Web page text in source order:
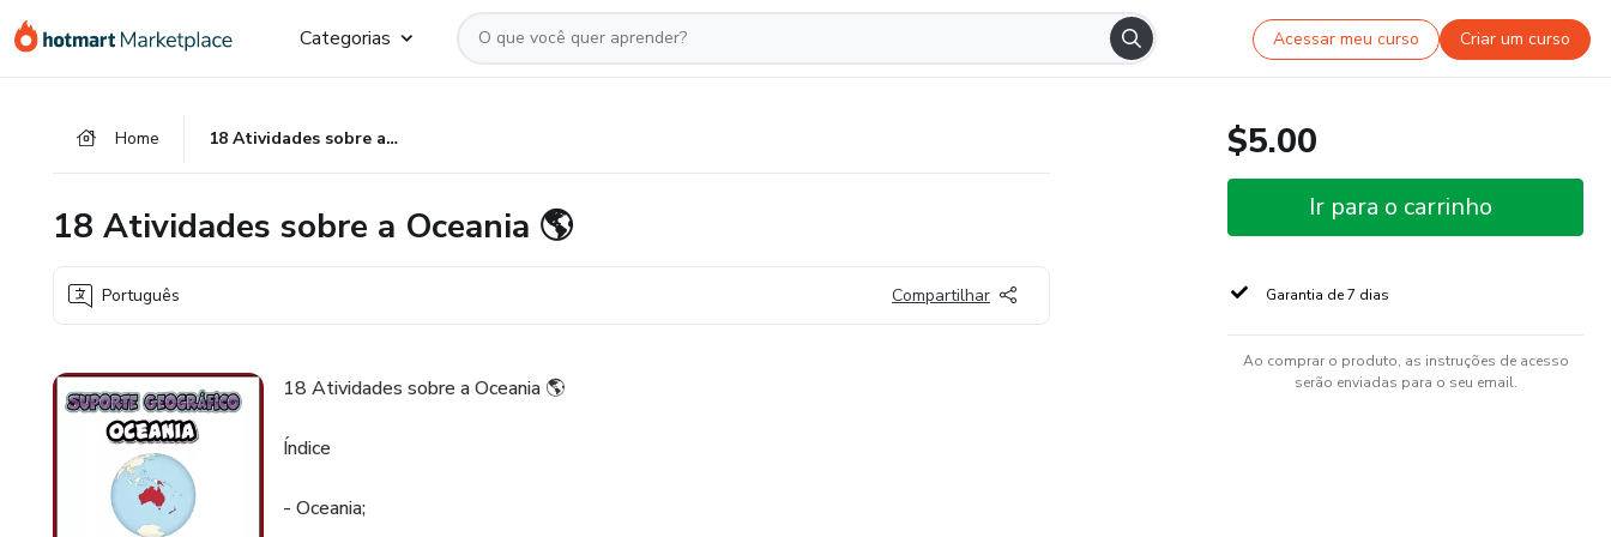
para
para
para
Categorias Acessar meu curso Criar um curso
Home 18 Atividades sobre a Oceania 🌎
18 Atividades sobre a Oceania 🌎
Português Compartilhar
18 Atividades sobre a Oceania 🌎
Índice
- Oceania;
$5.00
Ir para o carrinho
Garantia de 7 dias
Ao comprar o produto, as instruções de acesso
serão enviadas para o seu email.